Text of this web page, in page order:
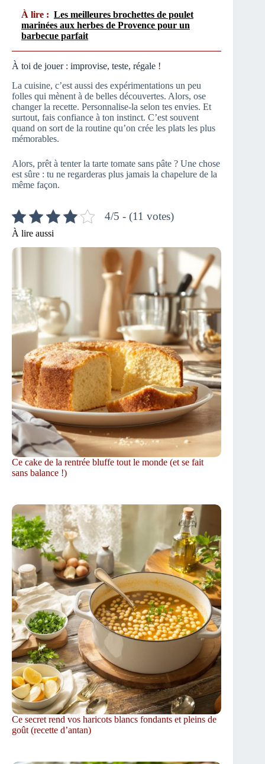
À lire : Les meilleures brochettes de poulet
marinées aux herbes de Provence pour un
barbecue parfait
À toi de jouer : improvise, teste, régale !
La cuisine, c’est aussi des expérimentations un peu
folles qui mènent à de belles découvertes. Alors, ose
changer la recette. Personnalise-la selon tes envies. Et
surtout, fais confiance à ton instinct. C’est souvent
quand on sort de la routine qu’on crée les plats les plus
mémorables.
Alors, prêt à tenter la tarte tomate sans pâte ? Une chose
est sûre : tu ne regarderas plus jamais la chapelure de la
même façon.
4/5 - (11 votes)
À lire aussi
Ce cake de la rentrée bluffe tout le monde (et se fait
sans balance !)
Ce secret rend vos haricots blancs fondants et pleins de
goût (recette d’antan)